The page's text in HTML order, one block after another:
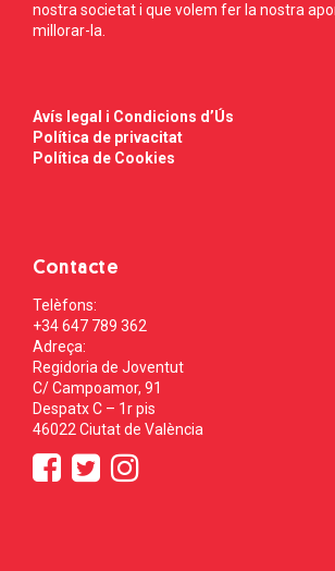
nostra societat i que volem fer la nostra
millorar-la.
Avís legal i Condicions d’Ús
Política de privacitat
Política de Cookies
Contacte
Telèfons:
+34 647 789 362
Adreça:
Regidoria de Joventut
C/ Campoamor, 91
Despatx C – 1r pis
46022 Ciutat de València